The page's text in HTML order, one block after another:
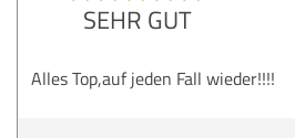
SEHR GUT
Alles Top,auf jeden Fall wieder!!!!